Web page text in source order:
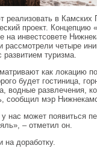
реализовать в Камских
проект. Концепцию
на инвестсовете
рассмотрели четыре
развитием туризма.
как локацию
будет гостиница,
водные развлечения,
сообщил мэр
нас может появиться
– отметил он.
на доработку.